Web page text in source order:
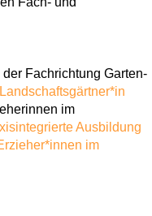
Fachrichtung Garten-
Landschaftsgärtner*in
im
Ausbildung
im